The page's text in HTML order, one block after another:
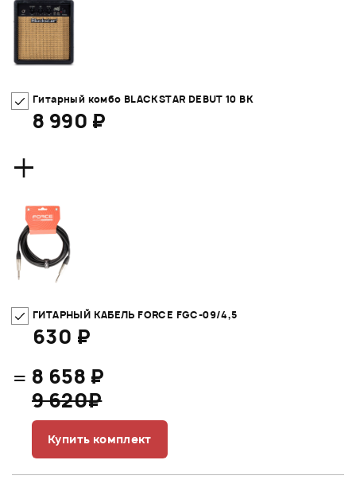
Гитарный комбо BLACKSTAR DEBUT 10 BK
8 990 ₽
+
ГИТАРНЫЙ КАБЕЛЬ FORCE FGC-09/4,5
630 ₽
= 8 658 ₽
9 620₽
Купить комплект